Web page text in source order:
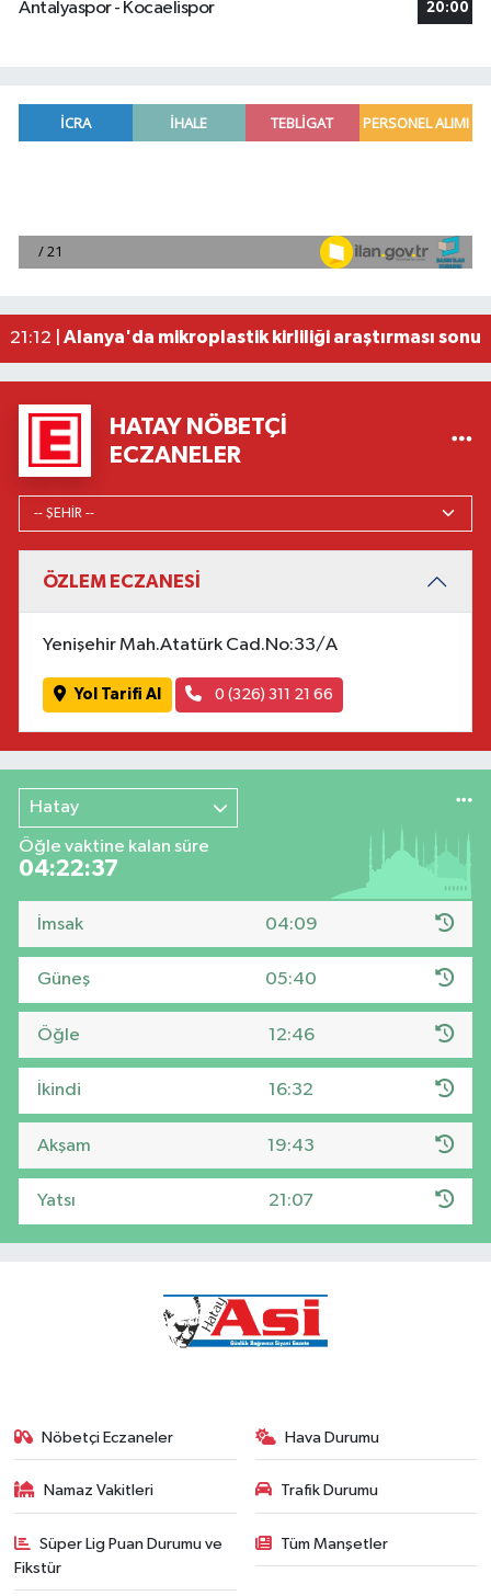
Antalyaspor - Kocaelispor 20:00
22:44 |
2026 Air Badminton Türkiye Şampiyonası,
21:12 | Alanya'da mikroplastik kirliliği araştırması
HATAY NÖBETÇI
ECZANELER
ÖZLEM ECZANESİ
Yenişehir Mah.Atatürk Cad.No:33/A
Yol Tarifi Al 0 (326) 311 21 66
Hatay
Öğle vaktine kalan süre
04:22:36
İmsak 04:09
Güneş 05:40
Öğle 12:46
İkindi 16:32
Akşam 19:43
Yatsı 21:07
Nöbetçi Eczaneler Hava Durumu
Namaz Vakitleri Trafik Durumu
Süper Lig Puan Durumu ve
Fikstür
Tüm Manşetler